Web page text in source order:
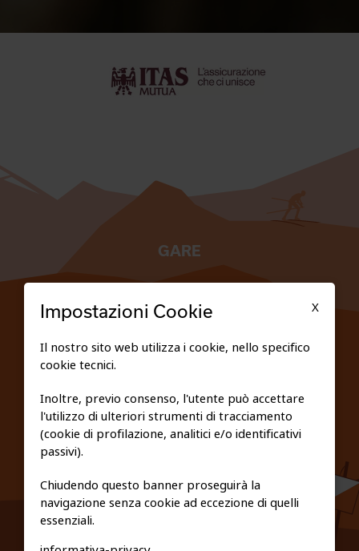
GARE
PRIVACY E COOKIE POLICY
X
Impostazioni Cookie
Il nostro sito web utilizza i cookie, nello specifico
cookie tecnici.
Inoltre, previo consenso, l'utente può accettare
l'utilizzo di ulteriori strumenti di tracciamento
(cookie di profilazione, analitici e/o identificativi
passivi).
Chiudendo questo banner proseguirà la
navigazione senza cookie ad eccezione di quelli
essenziali.